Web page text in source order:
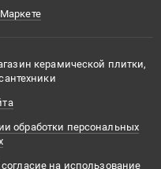
керамической плитки,
обработки персональных
на использование